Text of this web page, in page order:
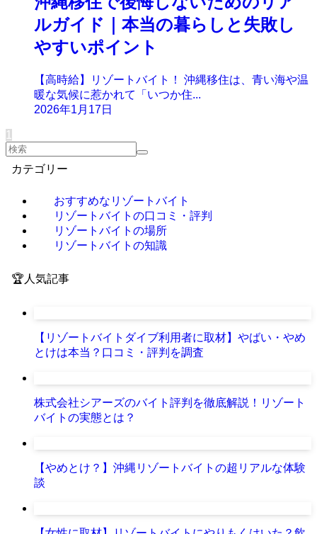
ルガイド｜本当の暮らしと失敗し
やすいポイント
【高時給】リゾートバイト！ 沖縄移住は、青い海や温
暖な気候に惹かれて「いつか住...
2026年1月17日
1
カテゴリー
おすすめなリゾートバイト
リゾートバイトの口コミ・評判
リゾートバイトの場所
リゾートバイトの知識
🏆人気記事
【リゾートバイトダイブ利用者に取材】やばい・やめ
とけは本当？口コミ・評判を調査
株式会社シアーズのバイト評判を徹底解説！リゾート
バイトの実態とは？
【やめとけ？】沖縄リゾートバイトの超リアルな体験
談